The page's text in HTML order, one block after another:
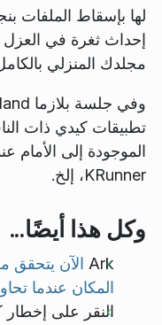
لها بإسقاط الملفات
إحداث ثغرة في
مجلدك المنزلي
تطبيقات كيدي ذات
KRunner، إلخ.
وكل هذا أيضًا...
Ark الآن
المكان عندما
النقر على